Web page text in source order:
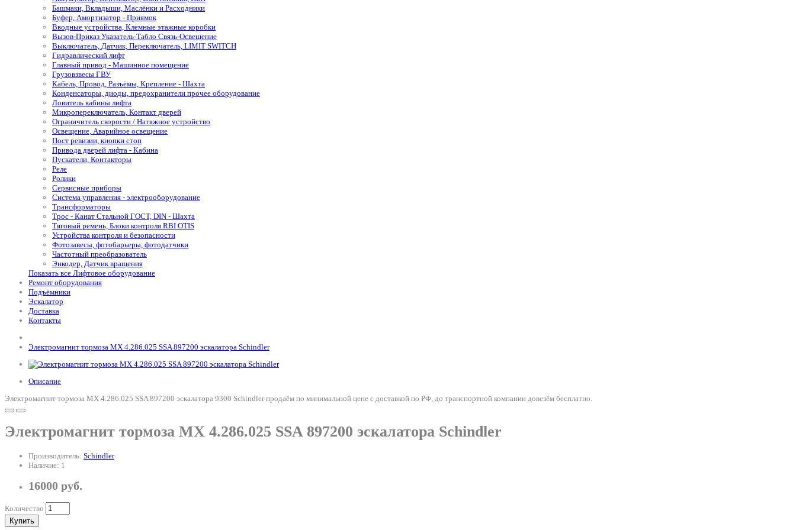
Башмаки, Вкладыши, Маслёнки и Расходники
Буфер, Амортизатор - Приямок
Вводные устройства, Клемные этажные коробки
Вызов-Приказ Указатель-Табло Связь-Освещение
Выключатель, Датчик, Переключатель, LIMIT SWITCH
Гидравлический лифт
Главный привод - Машинное помещение
Грузовзвесы ГВУ
Кабель, Провод, Разъёмы, Крепление - Шахта
Конденсаторы, диоды, предохранители прочее оборудование
Ловитель кабины лифта
Микропереключатель, Контакт дверей
Ограничитель скорости / Натяжное устройство
Освещение, Аварийное освещение
Пост ревизии, кнопки стоп
Привода дверей лифта - Кабина
Пускатели, Контакторы
Реле
Ролики
Сервисные приборы
Система управления - электрооборудование
Трансформаторы
Трос - Канат Стальной ГОСТ, DIN - Шахта
Тяговый ремень, Блоки контроля RBI OTIS
Устройства контроля и безопасности
Фотозавесы, фотобарьеры, фотодатчики
Частотный преобразователь
Энкодер, Датчик вращения
Показать все Лифтовое оборудование
Ремонт оборудования
Подъёмники
Эскалатор
Доставка
Контакты
Электромагнит тормоза MX 4.286.025 SSA 897200 эскалатора Schindler
Описание
Электромагнит тормоза MX 4.286.025 SSA 897200 эскалатора 9300 Schindler продаём по минимальной цене с доставкой по РФ, до транспортной компании довезём бесплатно.
Электромагнит тормоза MX 4.286.025 SSA 897200 эскалатора Schindler
Производитель: Schindler
Наличие: 1
16000 руб.
Количество
Купить